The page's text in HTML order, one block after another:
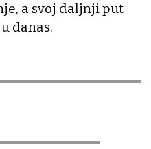
a svoj daljnji put
danas.